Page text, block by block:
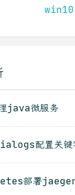
win10
java微服务
配置关键
部署